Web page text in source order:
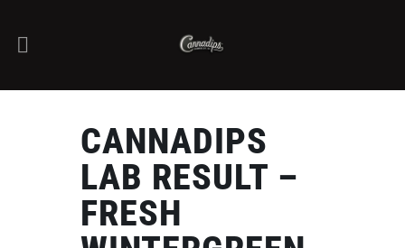
CANNADIPS
LAB RESULT –
FRESH